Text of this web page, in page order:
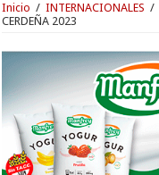
Inicio / INTERNACIONALES /
CERDEÑA 2023